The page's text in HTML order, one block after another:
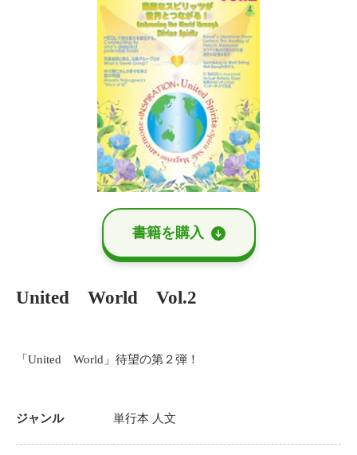
書籍を購⼊
United World Vol.2
「United World」待望の第２弾！
ジャンル 単行本 人文